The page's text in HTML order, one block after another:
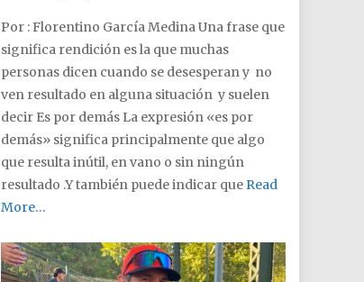
Por : Florentino García Medina Una frase que
significa rendición es la que muchas
personas dicen cuando se desesperan y no
ven resultado en alguna situación y suelen
decir Es por demás La expresión «es por
demás» significa principalmente que algo
que resulta inútil, en vano o sin ningún
resultado .Y también puede indicar que Read
More…